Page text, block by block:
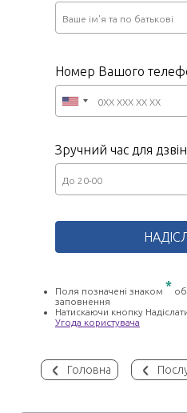
Головна
Номер Вашого
Зручний час для
Поля позначені знаком *
заповнення
Натискаючи кнопку
Угода користувача